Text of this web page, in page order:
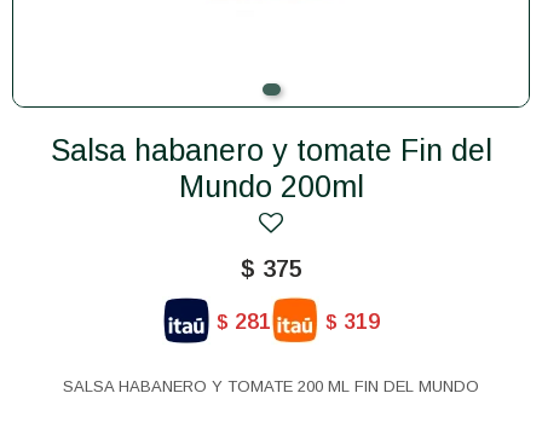
Salsa habanero y tomate Fin del
Mundo 200ml
$ 375
$ 281 $ 319
SALSA HABANERO Y TOMATE 200 ML FIN DEL MUNDO